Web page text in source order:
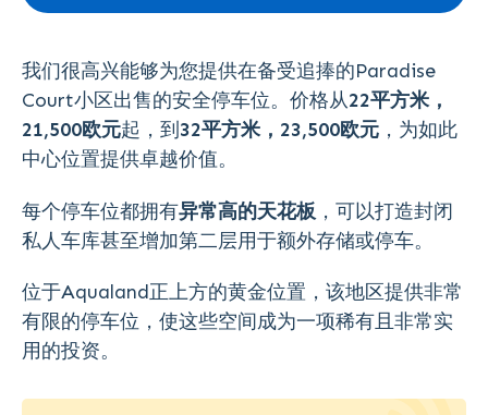
我们很高兴能够为您提供在备受追捧的Paradise
Court小区出售的安全停车位。价格从22平方米，
21,500欧元起，到 32平方米，23,500欧元 ，为如此
中心位置提供卓越价值。
每个停车位都拥有异常高的天花板 ，可以打造封闭
私人车库甚至增加第二层用于额外存储或停车。
位于Aqualand正上方的黄金位置，该地区提供非常
有限的停车位，使这些空间成为一项稀有且非常实
用的投资。